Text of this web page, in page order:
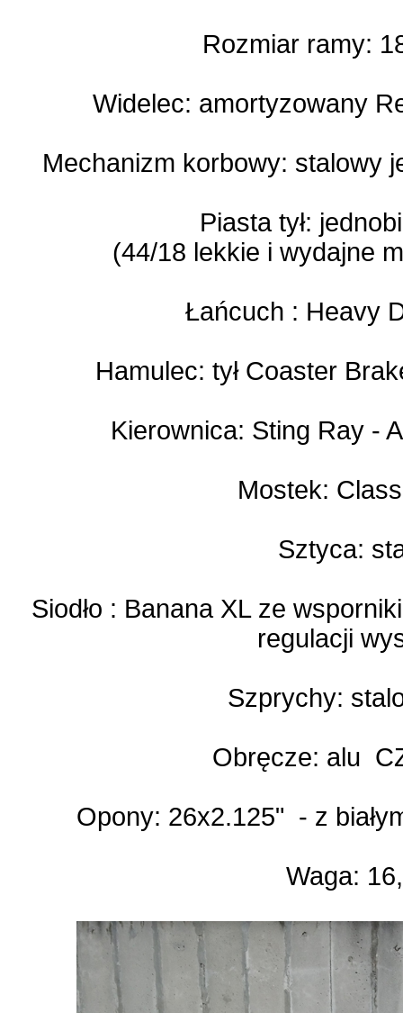
Rozmiar ramy:
Widelec: amortyzowany
Mechanizm korbowy: stalowy
Piasta tył:
(44/18 lekkie i wydajne
Łańcuch : Heavy
Hamulec: tył Coaster
Kierownica: Sting Ray -
Mostek:
Sztyca:
Siodło : Banana XL ze
regulacji
Szprychy:
Obręcze: alu
Opony: 26x2.125" - z
Waga: